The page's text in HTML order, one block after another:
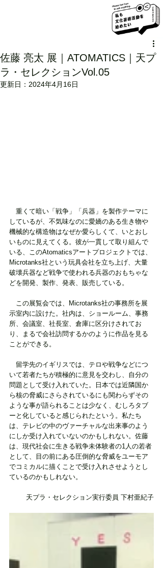
佐藤 亮太 展｜ATOMATICS｜天プ
ラ・セレクションVol.05
更新日： 2024年4月16日
重くて暗い「戦争」「兵器」を製作テーマに
しているが、不気味なのに愛嬌のある生き物や
機械的な構造物はなぜか愛らしくて、いとおし
いものに見えてくる。彼が一貫して取り組んで
いる、このAtomaticsアートプロジェクトでは、
Microtanks社という玩具会社を立ち上げ、大量
破壊兵器など戦争で使われる兵器のおもちゃな
どを開発、製作、発表、販売している。
この展覧会では、Microtanks社の事務所を展
示室内に設けた。社内は、ショールーム、事務
所、会議室、社長室、倉庫に区分けされてお
り、まるで会社訪問するかのように作品を見る
ことができる。
留学先のイギリスでは、テロや戦争などにつ
いて若者たちが積極的に意見を交わし、自分の
問題として受け入れていた。日本では近隣国か
ら核の脅威にさらされているにも関わらずその
ような事が語られることは少なく、むしろタブ
ーと化していると感じられたという。私たち
は、テレビの中のヴァーチャルな出来事のよう
にしか受け入れていないのかもしれない。佐藤
は、現代社会に生きる戦争未体験者の1人の若者
として、目の前にある圧倒的な脅威をユーモア
でコミカルに描くことで受け入れさせようとし
ているのかもしれない。
天プラ・セレクション実行委員 下村亜紀子